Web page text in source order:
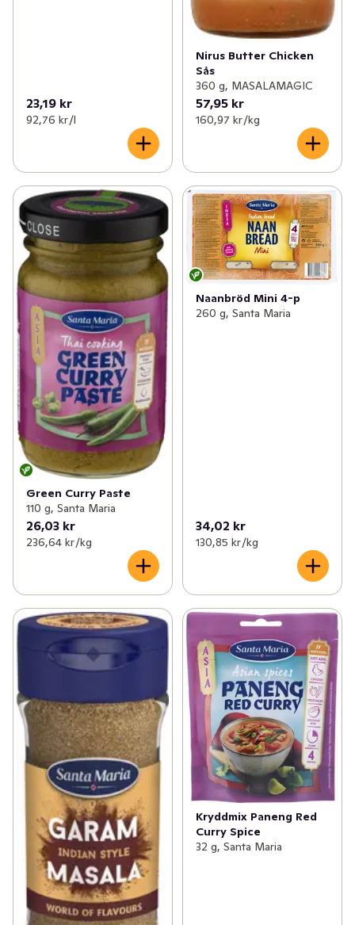
23,19 kr
92,76 kr /l
Nirus Butter Chicken
Sås
360 g, MASALAMAGIC
57,95 kr
160,97 kr /kg
Green Curry Paste
110 g, Santa Maria
26,03 kr
236,64 kr /kg
Naanbröd Mini 4-p
260 g, Santa Maria
34,02 kr
130,85 kr /kg
Kryddmix Paneng Red
Curry Spice
32 g, Santa Maria